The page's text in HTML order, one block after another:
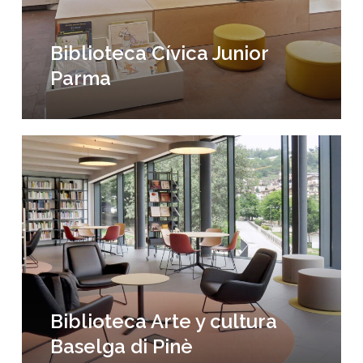
Biblioteca Cívica Junior
Parma
Biblioteca
Arte
y
cultura
Baselga
di
Pinè
Biblioteca Arte y cultura
Baselga di Pinè